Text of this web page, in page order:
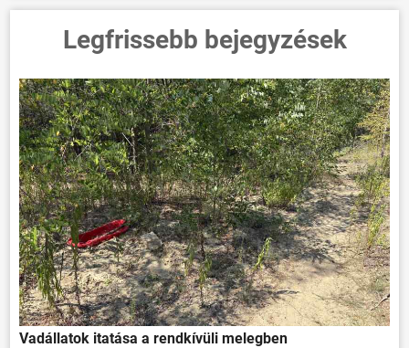
Legfrissebb bejegyzések
Vadállatok itatása a rendkívüli melegben